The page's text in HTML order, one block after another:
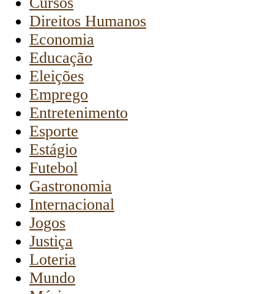
Direitos Humanos
Economia
Educação
Eleições
Emprego
Entretenimento
Esporte
Estágio
Futebol
Gastronomia
Internacional
Jogos
Justiça
Loteria
Mundo